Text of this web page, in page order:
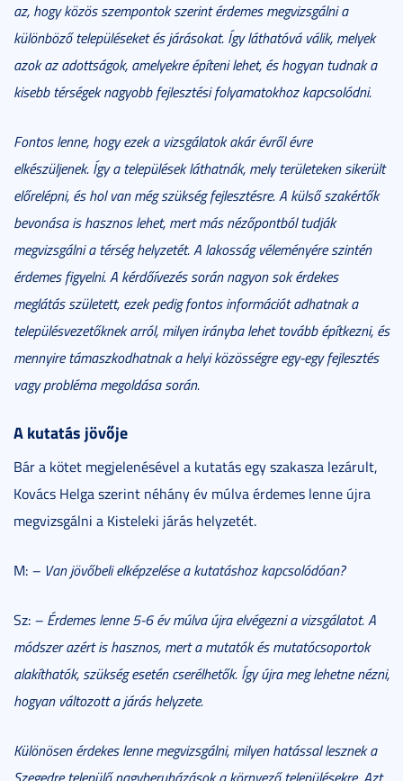
az, hogy közös szempontok szerint érdemes megvizsgálni a
különböző településeket és járásokat. Így láthatóvá válik, melyek
azok az adottságok, amelyekre építeni lehet, és hogyan tudnak a
kisebb térségek nagyobb fejlesztési folyamatokhoz kapcsolódni.
Fontos lenne, hogy ezek a vizsgálatok akár évről évre
elkészüljenek. Így a települések láthatnák, mely területeken sikerült
előrelépni, és hol van még szükség fejlesztésre. A külső szakértők
bevonása is hasznos lehet, mert más nézőpontból tudják
megvizsgálni a térség helyzetét. A lakosság véleményére szintén
érdemes figyelni. A kérdőívezés során nagyon sok érdekes
meglátás született, ezek pedig fontos információt adhatnak a
településvezetőknek arról, milyen irányba lehet tovább építkezni, és
mennyire támaszkodhatnak a helyi közösségre egy-egy fejlesztés
vagy probléma megoldása során.
A kutatás jövője
Bár a kötet megjelenésével a kutatás egy szakasza lezárult,
Kovács Helga szerint néhány év múlva érdemes lenne újra
megvizsgálni a Kisteleki járás helyzetét.
M: – Van jövőbeli elképzelése a kutatáshoz kapcsolódóan?
Sz: – Érdemes lenne 5-6 év múlva újra elvégezni a vizsgálatot. A
módszer azért is hasznos, mert a mutatók és mutatócsoportok
alakíthatók, szükség esetén cserélhetők. Így újra meg lehetne nézni,
hogyan változott a járás helyzete.
Különösen érdekes lenne megvizsgálni, milyen hatással lesznek a